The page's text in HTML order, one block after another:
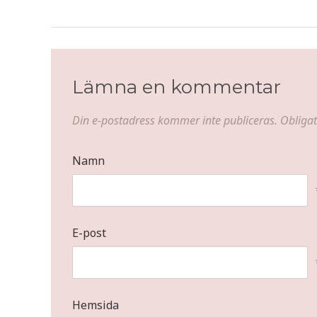
Lämna en kommentar
Din e-postadress kommer inte publiceras.
Namn
E-post
Hemsida